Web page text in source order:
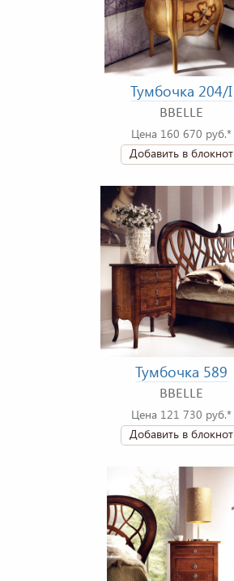
Тумбочка 204/I
BBELLE
Цена 160 670 руб.*
Добавить в блокнот
Тумбочка 589
BBELLE
Цена 121 730 руб.*
Добавить в блокнот